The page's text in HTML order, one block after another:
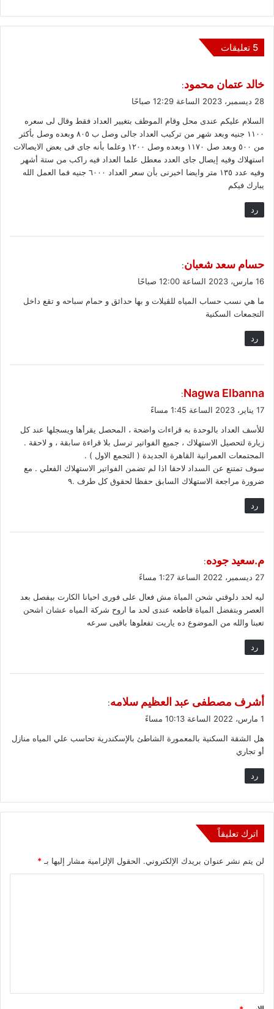
‫5 تعليقات
ي
ق
ل
خالد عتمان محمود:
28 ديسمبر، 2023 الساعة 12:29 صباحًا
السلام عليكم عندى محل وقام الموظف بتغيير العداد فقط وقال لى سعره
١١٠٠ جنيه وبعد شهر من تركيب العداد جالى وصل ب ٨٠٥ وبعده وصل بأكثر
من ٥٠٠ وبعد صل ١١٧٠ وبعده وصل ١٢٠٠ وعلما بأنه جاى فى بعض الايصالات
استهلاك وفيه إيصال جاى العدد معطل علما العداد فيه راكب من ستة أشهر
وفيه عدد ١٣٥ متر وايضا اخبرنى بأن سعر العداد ٦٠٠٠ جنيه فما العمل الله
يبارك فيكم
رد
ي
ق
ل
حسام سعد شعبان:
16 مارس، 2023 الساعة 12:00 صباحًا
ما هي نسب حساب المياه للڤيلات و بها حدائق و حمام سباحه و تقع داخل
التجمعات السكنية
رد
ي
ق
ل
Nagwa Elbanna
:
17 يناير، 2023 الساعة 1:45 مساءً
للأسف العداد بالوحدة به قراءات واضحة ، المحصل يقرأها ويسجلها عند كل
زيارة لتحصيل الاستهلاك ، جميع الفواتير ترسل بلا قراءة سابقة ، و لاحقة .
المجتمعات العمرانية القاهرة الجديدة ( التجمع الاول ) .
سوف تمتنع عن السداد لاحقا اذا لم تضمن الفواتير الاستهلاك الفعلي . مع
ضرورة مراجعة الاستهلاك السابق حفظا لحقوق كل طرف .٩
رد
ي
ق
ل
م.سعيد جوده:
27 ديسمبر، 2022 الساعة 1:27 مساءً
ليه لحد دلوقتي شحن المياة مش فعال على فورى احيانا الكارت بيفصل بعد
العصر وبتفضل المياة قاطعه عندى لحد ما اروح شركة المياه عشان اشحن
تعبنا والله من الموضوع ده ياريت تفعلوها باقيى سرعه
رد
ي
ق
ل
أشرف مصطفى عبد العظيم سلامه:
1 مارس، 2022 الساعة 10:13 مساءً
هل الشقة السكنية بالمعمورة الشاطئ بالإسكندرية تحاسب علي المياه منازل
أو تجاري
رد
اترك تعليقاً
لن يتم نشر عنوان بريدك الإلكتروني. الحقول الإلزامية مشار إليها بـ*
ق